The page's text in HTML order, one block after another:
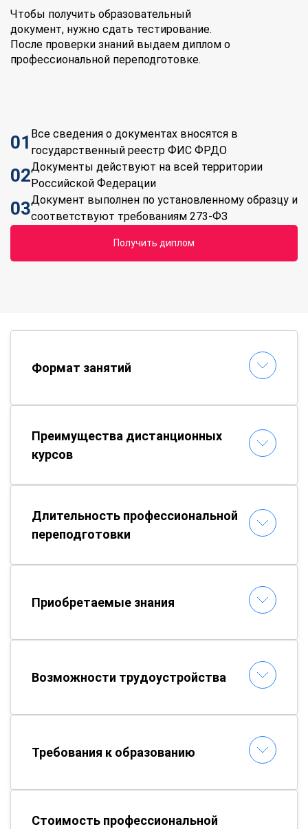
Чтобы получить образовательный
документ, нужно сдать тестирование.
После проверки знаний выдаем диплом о
профессиональной переподготовке.
01 Все сведения о документах вносятся в
государственный реестр ФИС ФРДО
02Документы действуют на всей территории
Российской Федерации
03Документ выполнен по установленному образцу и
соответствуют требованиям 273-ФЗ
Получить диплом
Формат занятий
Преимущества дистанционных
курсов
Длительность профессиональной
переподготовки
Приобретаемые знания
Возможности трудоустройства
Требования к образованию
Стоимость профессиональной